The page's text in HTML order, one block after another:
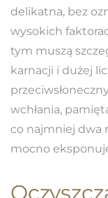
delikatna, bez
wysokich
tym muszą
karnacji i dużej
wchłania,
co najmniej dwa
mocno